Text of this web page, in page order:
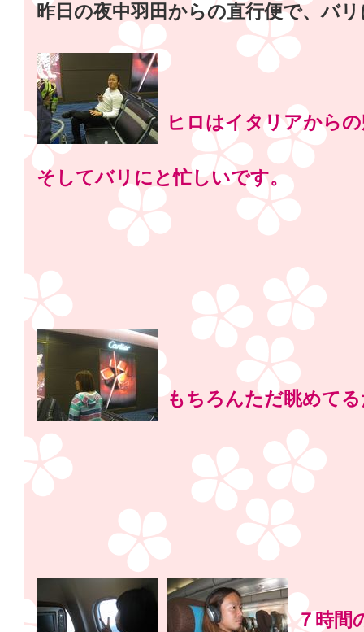
昨日の夜中羽田からの直行便で、バ
ヒロはイタリアから
そしてバリにと忙しいです。
もちろんただ眺めて
７時間